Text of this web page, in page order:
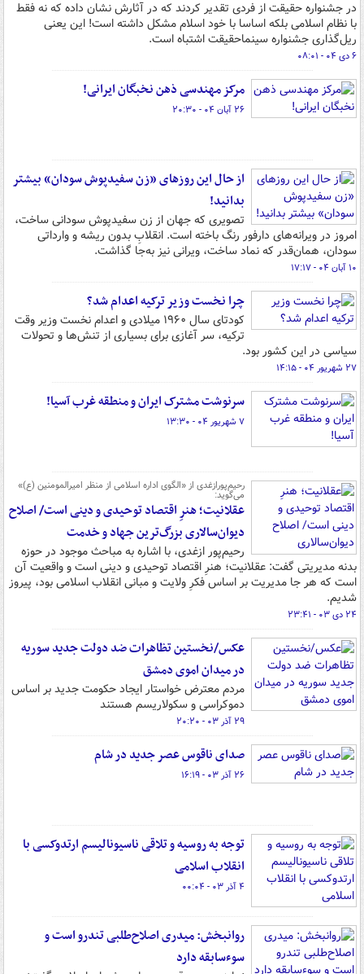
در جشنواره حقیقت از فردی تقدیر کردند که در آثارش نشان داده که نه فقط
با نظام اسلامی بلکه اساسا با خود اسلام مشکل داشته است! این یعنی
ریل‌گذاری جشنواره سینماحقیقت اشتباه است.
۶ دی ۰۴ - ۰۸:۰۱
مرکز مهندسی ذهن نخبگان ایرانی!
۲۶ آبان ۰۴ - ۲۰:۳۰
از حال این روزهای «زن سفیدپوش سودان» بیشتر
بدانید!
تصویری که جهان از زن سفیدپوش سودانی ساخت،
امروز در ویرانه‌های دارفور رنگ باخته است. انقلابِ بدون ریشه و وارداتی
سودان، همان‌قدر که نماد ساخت، ویرانی نیز به‌جا گذاشت.
۱۰ آبان ۰۴ - ۱۷:۱۷
چرا نخست وزیر ترکیه اعدام شد؟
کودتای سال ۱۹۶۰ میلادی و اعدام نخست وزیر وقت
ترکیه، سر آغازی برای بسیاری از تنش‌ها و تحولات
سیاسی در این کشور بود.
۲۷ شهریور ۰۴ - ۱۴:۱۵
سرنوشت مشترک ایران و منطقه غرب آسیا!
۷ شهریور ۰۴ - ۱۳:۳۰
رحیم‌پورازغدی از «الگوی اداره اسلامی از منظر امیرالمومنین (ع)»
می‌گوید:
عقلانیت؛ هنرِ اقتصاد توحیدی و دینی است/ اصلاح
دیوان‌سالاری بزرگ‌ترین جهاد و خدمت
رحیم‌پور ازغدی، با اشاره به مباحث موجود در حوزه
بدنه مدیریتی گفت: عقلانیت؛ هنرِ اقتصاد توحیدی و دینی است و واقعیت آن
است که هر جا مدیریت بر اساس فکرِ ولایت و مبانی انقلاب اسلامی بود، پیروز
شدیم.
۲۴ دی ۰۳ - ۲۳:۴۱
عکس/نخستین تظاهرات ضد دولت جدید سوریه
در میدان اموی دمشق
مردم معترض خواستار ایجاد حکومت جدید بر اساس
دموکراسی و سکولاریسم هستند
۲۹ آذر ۰۳ - ۲۰:۲۰
صدای ناقوس عصر جدید در شام
۲۶ آذر ۰۳ - ۱۶:۱۹
توجه به روسیه و تلاقی ناسیونالیسم ارتدوکسی با
انقلاب اسلامی
۴ آذر ۰۳ - ۰۰:۰۴
روانبخش: میدری اصلاح‌طلبی تندرو است و
سوءسابقه دارد